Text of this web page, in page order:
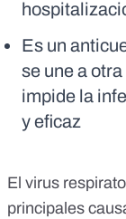
Es un
se une a
impide la
y eficaz
El virus
principales